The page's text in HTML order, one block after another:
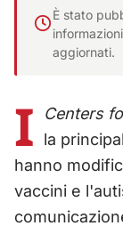
È stato
aggiornati.
I Centers
la
hanno
vaccini e